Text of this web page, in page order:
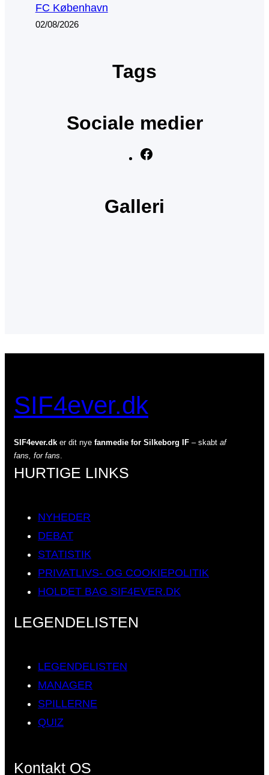
FC København
02/08/2026
Tags
Sociale medier
e
Galleri
SIF4ever.dk
SIF4ever.dk er dit nye fanmedie for Silkeborg IF – skabt af
fans, for fans.
HURTIGE LINKS
NYHEDER
DEBAT
STATISTIK
PRIVATLIVS- OG COOKIEPOLITIK
HOLDET BAG SIF4EVER.DK
LEGENDELISTEN
LEGENDELISTEN
MANAGER
SPILLERNE
QUIZ
Kontakt OS